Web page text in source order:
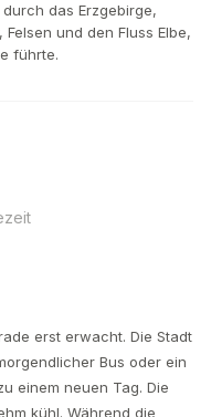
durch das Erzgebirge,
und den Fluss Elbe,
führte.
erst erwacht. Die Stadt
Bus oder ein
einem neuen Tag. Die
kühl. Während die